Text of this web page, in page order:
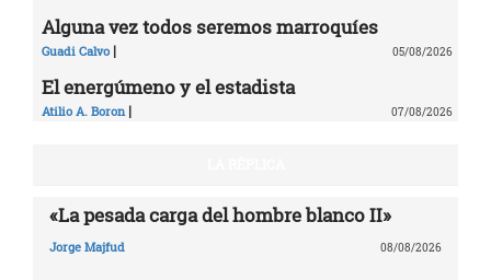
Alguna vez todos seremos marroquíes
Guadi Calvo | 05/08/2026
El energúmeno y el estadista
Atilio A. Boron | 07/08/2026
«La pesada carga del hombre blanco II»
Jorge Majfud 08/08/2026